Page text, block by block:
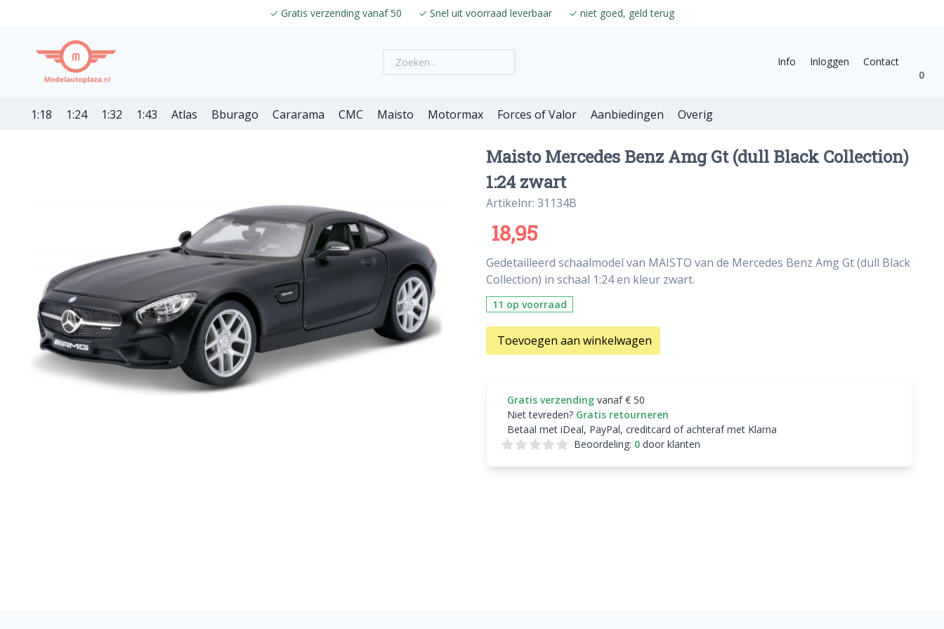
✓ Gratis verzending vanaf 50 ✓ Snel uit voorraad leverbaar ✓ niet goed, geld terug
Info Inloggen
Contact
0
1:18 1:24 1:32 1:43 Atlas Bburago Cararama CMC Maisto Motormax Forces of Valor Aanbiedingen Overig
Maisto Mercedes Benz Amg Gt (dull Black Collection)
1:24 zwart
Artikelnr: 31134B
18,95
Gedetailleerd schaalmodel van MAISTO van de Mercedes Benz Amg Gt (dull Black
Collection) in schaal 1:24 en kleur zwart.
11 op voorraad
Toevoegen aan winkelwagen
Gratis verzending vanaf € 50
Niet tevreden? Gratis retourneren
Betaal met iDeal, PayPal, creditcard of achteraf met Klarna
Beoordeling: 0door klanten